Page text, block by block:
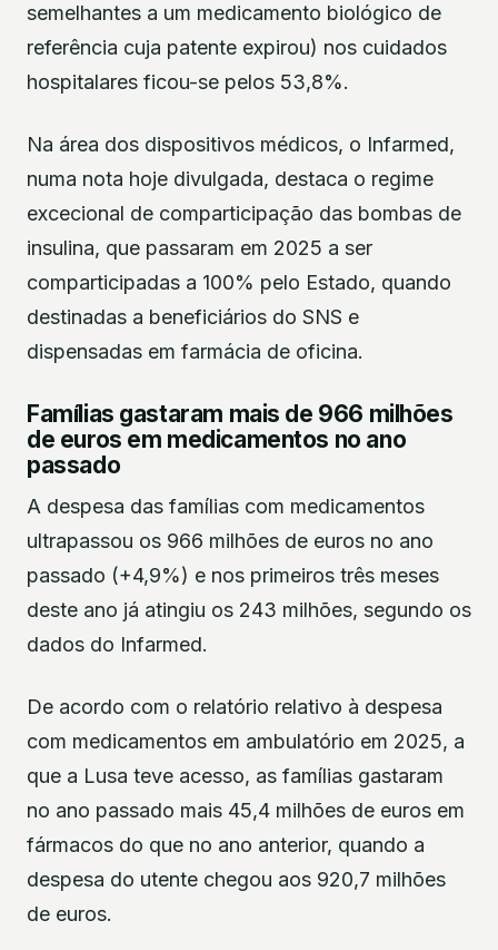
semelhantes a um medicamento biológico de
referência cuja patente expirou) nos cuidados
hospitalares ficou-se pelos 53,8%.
Na área dos dispositivos médicos, o Infarmed,
numa nota hoje divulgada, destaca o regime
excecional de comparticipação das bombas de
insulina, que passaram em 2025 a ser
comparticipadas a 100% pelo Estado, quando
destinadas a beneficiários do SNS e
dispensadas em farmácia de oficina.
Famílias gastaram mais de 966 milhões
de euros em medicamentos no ano
passado
A despesa das famílias com medicamentos
ultrapassou os 966 milhões de euros no ano
passado (+4,9%) e nos primeiros três meses
deste ano já atingiu os 243 milhões, segundo os
dados do Infarmed.
De acordo com o relatório relativo à despesa
com medicamentos em ambulatório em 2025, a
que a Lusa teve acesso, as famílias gastaram
no ano passado mais 45,4 milhões de euros em
fármacos do que no ano anterior, quando a
despesa do utente chegou aos 920,7 milhões
de euros.